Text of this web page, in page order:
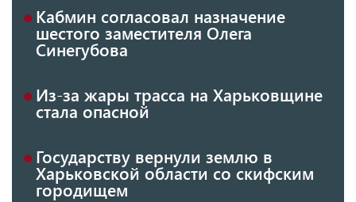
Кабмин согласовал назначение
шестого заместителя Олега
Синегубова
Из-за жары трасса на Харьковщине
стала опасной
Государству вернули землю в
Харьковской области со скифским
городищем